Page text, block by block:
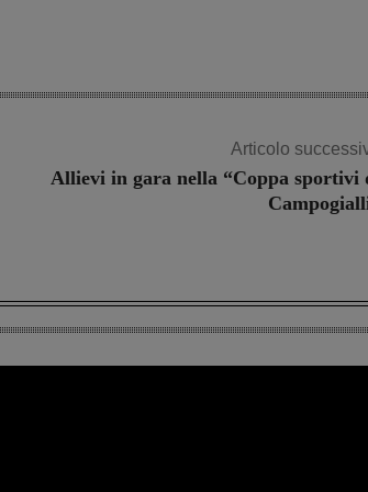
Articolo
Allievi in gara nella “Coppa sportivi